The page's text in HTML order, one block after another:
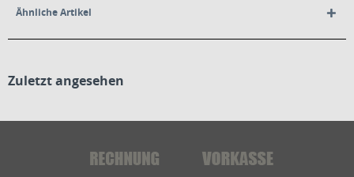
Ähnliche Artikel
Zuletzt angesehen